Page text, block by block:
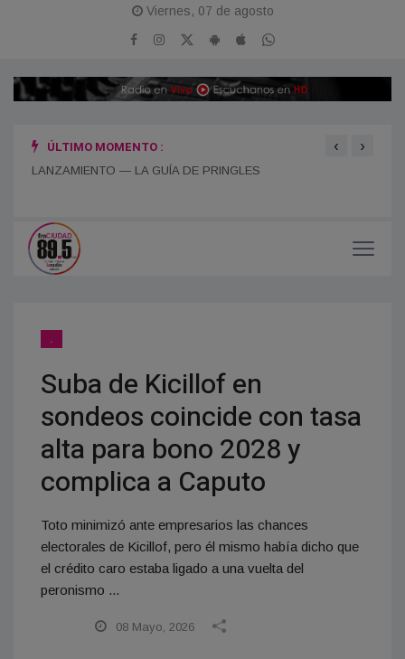
Viernes, 07 de agosto
ÚLTIMO MOMENTO :
LANZAMIENTO — LA GUÍA DE PRINGLES
‹ ›
.
Suba de Kicillof en
sondeos coincide con tasa
alta para bono 2028 y
complica a Caputo
Toto minimizó ante empresarios las chances
electorales de Kicillof, pero él mismo había dicho que
el crédito caro estaba ligado a una vuelta del
peronismo ...
08 Mayo, 2026